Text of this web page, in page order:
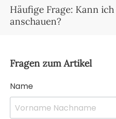
Häufige Frage: Kann
anschauen?
Fragen zum Artikel
Name